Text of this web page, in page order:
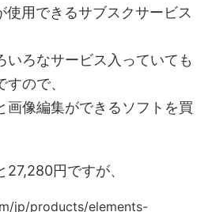
用できるサブスクサービス
いろなサービス入っていても
ので、
画像編集ができるソフトを買
円ですが、
jp/products/elements-